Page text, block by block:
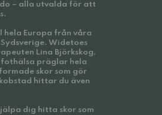
– alla utvalda för att
Europa från våra
Widetoes
Lina Björkskog,
präglar hela
skor som gör
hittar du även
dig hitta skor som